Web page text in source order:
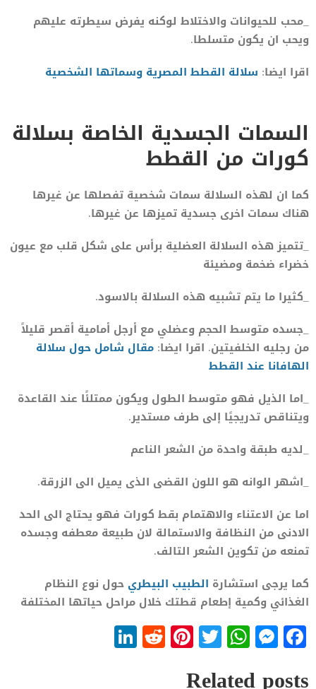
_محب للحيوانات والاختلاط لوكنه يفرض سيطرته عليهم
ويحب ان يكون متسلطا.
اقرا ايضا: سلالة القطط المصرية وسماتها الشخصية
السمات الجسدية الخاصة بسلالة
كورات من القطط
كما ان لهذه السلالة سمات شخصية تفصلها عن غيرها
هناك سمات اخرى جسدية تميزها عن غيرها.
_تتميز هذه السلالة العضلية برأس على شكل قلب مع عيون
خضراء ضخمة ومضيئة
_كثيرا ما يتم تشبيه هذه السلالة بالاسود.
_جسده متوسط ​​الحجم وعضلي مع أرجل أمامية أقصر قليلاً
من رجليه الخلفيتين. اقرا ايضا: مقال شامل حول سلالة
الهافانا عند القطط
_اما الذيل فهو متوسط ​​الطول ويكون ممتلئًا عند القاعدة
ويتناقص تدريجيًا إلى طرف مستدير.
_لديه طبقة واحدة من الشعر الناعم
_اشهر الوانه هو اللون القضى الذى يميل الى الزرقة.
اما عن الاعتناء والاهتمام بقط كورات فهو يحتاج الى الحد
الادنى من النظافة والاستمالة لان طبيعة معطفه وجسده
تمنعه من تكوين الشعر التالف.
كما يرجى استشارة الطبيب البيطري حول نوع النظام
الغذائي وكمية إطعام قطتك خلال مراحل حياتها المختلفة
Facebook
Messenger
WhatsApp
Twitter
Pinterest
Reddit
Related posts